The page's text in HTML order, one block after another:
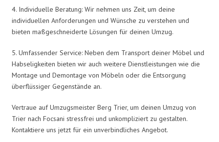
4. Individuelle Beratung: Wir nehmen uns Zeit, um deine
individuellen Anforderungen und Wünsche zu verstehen und
bieten maßgeschneiderte Lösungen für deinen Umzug.
5. Umfassender Service: Neben dem Transport deiner Möbel und
Habseligkeiten bieten wir auch weitere Dienstleistungen wie die
Montage und Demontage von Möbeln oder die Entsorgung
überflüssiger Gegenstände an.
Vertraue auf Umzugsmeister Berg Trier, um deinen Umzug von
Trier nach Focsani stressfrei und unkompliziert zu gestalten.
Kontaktiere uns jetzt für ein unverbindliches Angebot.